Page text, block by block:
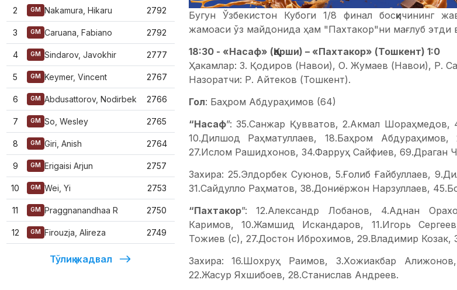
2 GM Nakamura, Hikaru 2792
3 GM Caruana, Fabiano 2792
4 GM Sindarov, Javokhir 2777
5 GM Keymer, Vincent 2767
6 GM Abdusattorov, Nodirbek 2766
7 GM So, Wesley 2765
8 GM Giri, Anish 2764
9 GM Erigaisi Arjun 2757
10 GM Wei, Yi 2753
11 GM Praggnanandhaa R 2750
12 GM Firouzja, Alireza 2749
Тўлиқ жадвал
Бугун Ўзбекистон Кубоги 1/8 финал босқичининг
жамоаси ўз майдонида ҳам "Пахтакор"ни мағлуб этди
18:30 - «Насаф» (Қарши) – «Пахтакор» (Тошкент) 1:0
Ҳакамлар: З. Қодиров (Навои), О. Жумаев (Навои), Р.
Назоратчи: Р. Айтеков (Тошкент).
Гол: Баҳром Абдураҳимов (64)
“Насаф”: 35.Санжар Қувватов, 2.Акмал Шораҳмедов,
10.Дилшод Раҳматуллаев, 18.Баҳром
27.Ислом Рашидхонов, 34.Фарруҳ Сайфиев, 69.Драган
Захира: 25.Элдорбек Суюнов, 5.Ғолиб Ғайбуллаев,
31.Сайдулло Раҳматов, 38.Дониёржон Нарзуллаев,
“Пахтакор”: 12.Александр Лобанов, 4.Аднан
Каримов, 10.Жамшид Искандаров, 11.Игорь
Тожиев (с), 27.Достон Иброхимов, 29.Владимир Козак,
Захира: 16.Шохруҳ Раимов, 3.Хожиакбар
22.Жасур Яхшибоев, 28.Станислав Андреев.